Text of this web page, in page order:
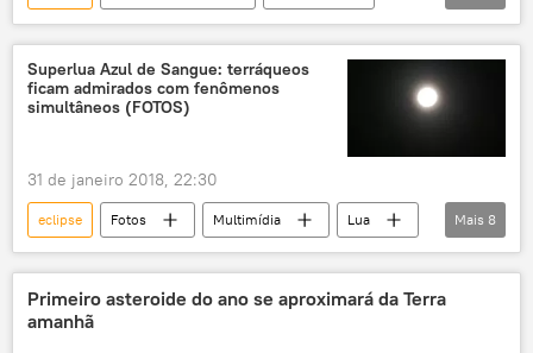
Sociedade
Reino Unido
OVNI
extraterrestre
Superlua
objeto suspeito
EUA
Superlua Azul de Sangue: terráqueos
ficam admirados com fenômenos
simultâneos (FOTOS)
31 de janeiro 2018, 22:30
eclipse Fotos Multimídia
Lua
Sol
fenômeno
Lua de Sangue
lua azul
Superlua
Lua cheia
Notícias do Brasil
Mais 8
Primeiro asteroide do ano se aproximará da Terra
amanhã